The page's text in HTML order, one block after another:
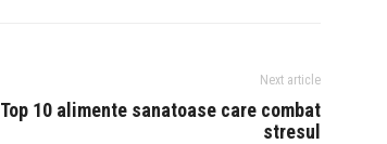
Next article
Top 10 alimente sanatoase care combat
stresul